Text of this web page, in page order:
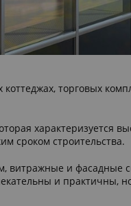
торговых
характеризуется
сроком строительства.
витражные и
и практичны,